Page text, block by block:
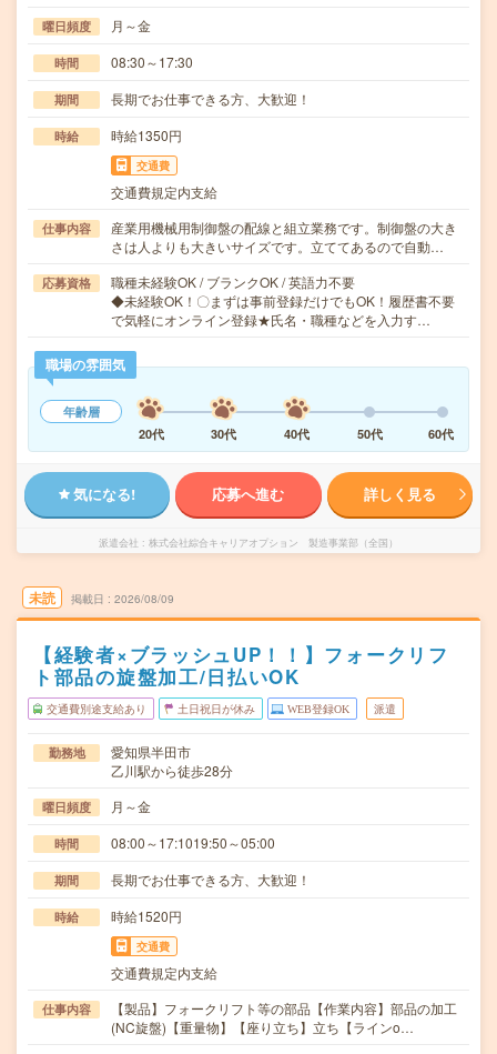
曜日頻度 月～金
時間 08:30～17:30
期間 長期でお仕事できる方、大歓迎！
時給 時給1350円
交通費
交通費規定内支給
仕事内容
産業用機械用制御盤の配線と組立業務です。制御盤の大き
さは人よりも大きいサイズです。立ててあるので自動…
応募資格
職種未経験OK / ブランクOK / 英語力不要
◆未経験OK！〇まずは事前登録だけでもOK！履歴書不要
で気軽にオンライン登録★氏名・職種などを入力す…
職場の雰囲気
年齢層
20代
30代 40代 50代 60代
気になる! 応募へ進む 詳しく見る
派遣会社 株式会社綜合キャリアオプション 製造事業部（全国）
未読 掲載日 2026/08/09
【経験者×ブラッシュUP！！】フォークリフ
ト部品の旋盤加工/日払いOK
交通費別途支給あり 土日祝日が休み WEB登録OK 派遣
勤務地
愛知県半田市
乙川駅から徒歩28分
曜日頻度 月～金
時間 08:00～17:1019:50～05:00
期間 長期でお仕事できる方、大歓迎！
時給 時給1520円
交通費
交通費規定内支給
仕事内容
【製品】フォークリフト等の部品【作業内容】部品の加工
(NC旋盤)【重量物】【座り立ち】立ち【ラインo…